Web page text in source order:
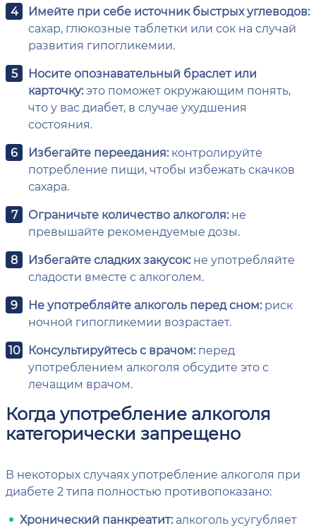
Имейте при себе источник быстрых углеводов:
сахар, глюкозные таблетки или сок на случай
развития гипогликемии.
Носите опознавательный браслет или
карточку:это поможет окружающим понять,
что у вас диабет, в случае ухудшения
состояния.
Избегайте переедания:контролируйте
потребление пищи, чтобы избежать скачков
сахара.
Ограничьте количество алкоголя:не
превышайте рекомендуемые дозы.
Избегайте сладких закусок:не употребляйте
сладости вместе с алкоголем.
Не употребляйте алкоголь перед сном:риск
ночной гипогликемии возрастает.
Консультируйтесь с врачом:перед
употреблением алкоголя обсудите это с
лечащим врачом.
Когда употребление алкоголя
категорически запрещено
В некоторых случаях употребление алкоголя при
диабете 2 типа полностью противопоказано:
Хронический панкреатит:алкоголь усугубляет